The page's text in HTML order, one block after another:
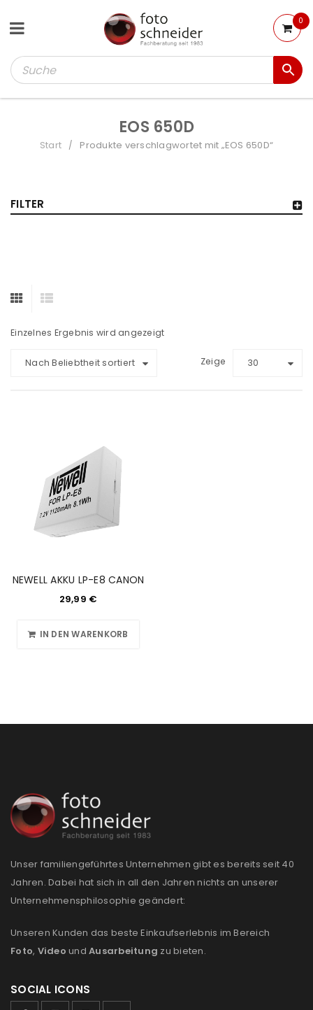
0
EOS 650D
Start / Produkte verschlagwortet mit „EOS 650D“
FILTER
Einzelnes Ergebnis wird angezeigt
Nach Beliebtheit sortiert Zeige 30
NEWELL AKKU LP-E8 CANON
29,99 €
IN DEN WARENKORB
Unser familiengeführtes Unternehmen gibt es bereits seit 40
Jahren. Dabei hat sich in all den Jahren nichts an unserer
Unternehmensphilosophie geändert:
Unseren Kunden das beste Einkaufserlebnis im Bereich
Foto, Video und Ausarbeitung zu bieten.
SOCIAL ICONS